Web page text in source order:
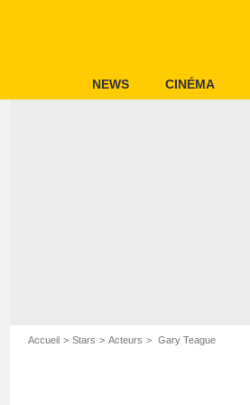
NEWS CINÉMA
Accueil Stars Acteurs Gary Teague